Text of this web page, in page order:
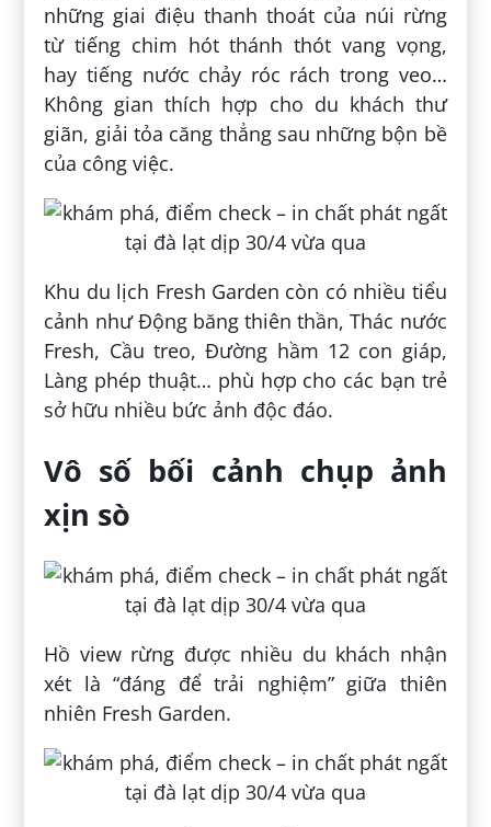
những giai điệu thanh thoát của núi rừng
từ tiếng chim hót thánh thót vang vọng,
hay tiếng nước chảy róc rách trong veo…
Không gian thích hợp cho du khách thư
giãn, giải tỏa căng thẳng sau những bộn bề
của công việc.
Khu du lịch Fresh Garden còn có nhiều tiểu
cảnh như Động băng thiên thần, Thác nước
Fresh, Cầu treo, Đường hầm 12 con giáp,
Làng phép thuật… phù hợp cho các bạn trẻ
sở hữu nhiều bức ảnh độc đáo.
Vô số bối cảnh chụp ảnh
xịn sò
Hồ view rừng được nhiều du khách nhận
xét là “đáng để trải nghiệm” giữa thiên
nhiên Fresh Garden.